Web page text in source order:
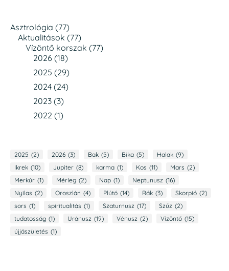
Asztrológia (77)
Aktualitások (77)
Vízöntő korszak (77)
2026 (18)
2025 (29)
2024 (24)
2023 (3)
2022 (1)
2025 (2) 2026 (3) Bak (5) Bika (5) Halak (9)
Ikrek (10) Jupiter (8) karma (1) Kos (11) Mars (2)
Merkúr (1) Mérleg (2) Nap (1) Neptunusz (16)
Nyilas (2) Oroszlán (4) Plútó (14) Rák (3) Skorpió (2)
sors (1) spiritualitás (1) Szaturnusz (17) Szűz (2)
tudatosság (1) Uránusz (19) Vénusz (2) Vízöntő (15)
újjászületés (1)